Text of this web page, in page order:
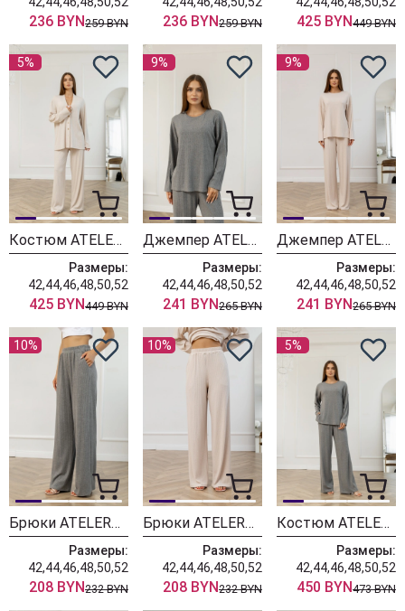
236 BYN259 BYN 236 BYN259 BYN 425 BYN449 BYN
5%
Костюм ATELERO 1111
Размеры:
42,44,46,48,50,52
425 BYN449 BYN
9%
Джемпер ATELERO 1110С
Размеры:
42,44,46,48,50,52
241 BYN265 BYN
9%
Джемпер ATELERO 1110
Размеры:
42,44,46,48,50,52
241 BYN265 BYN
10%
Брюки ATELERO 1109С
Размеры:
42,44,46,48,50,52
208 BYN232 BYN
10%
Брюки ATELERO 1109
Размеры:
42,44,46,48,50,52
208 BYN232 BYN
5%
Костюм ATELERO 1108С
Размеры:
42,44,46,48,50,52
450 BYN473 BYN